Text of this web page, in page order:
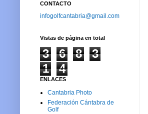
CONTACTO
infogolfcantabria@gmail.com
Vistas de página en total
3 6 8
3
1
4
ENLACES
Cantabria Photo
Federación Cántabra de
Golf